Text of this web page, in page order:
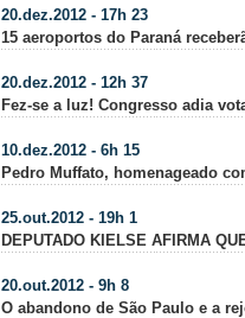
20.dez.2012 - 17h 23
15 aeroportos do Paraná
20.dez.2012 - 12h 37
Fez-se a luz! Congresso adia
10.dez.2012 - 6h 15
Pedro Muffato, homenageado
25.out.2012 - 19h 1
DEPUTADO KIELSE AFIRMA
20.out.2012 - 9h 8
O abandono de São Paulo e a